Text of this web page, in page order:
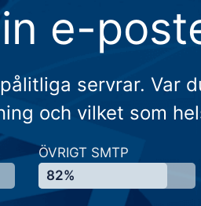
e-
servrar. Var
och vilket som
ÖVRIGT SMTP
82%